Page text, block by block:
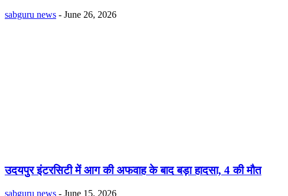
sabguru news - June 26, 2026
उदयपुर इंटरसिटी में आग की अफवाह के बाद बड़ा हादसा, 4 की मौत
sabguru news - June 15, 2026